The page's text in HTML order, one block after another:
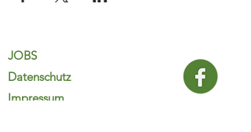
JOBS
Datenschutz
Impressum